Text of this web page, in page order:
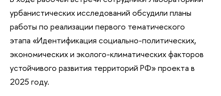
урбанистических исследований обсудили планы
работы по реализации первого тематического
этапа «Идентификация социально-политических,
экономических и эколого-климатических факторов
устойчивого развития территорий РФ» проекта в
2025 году.